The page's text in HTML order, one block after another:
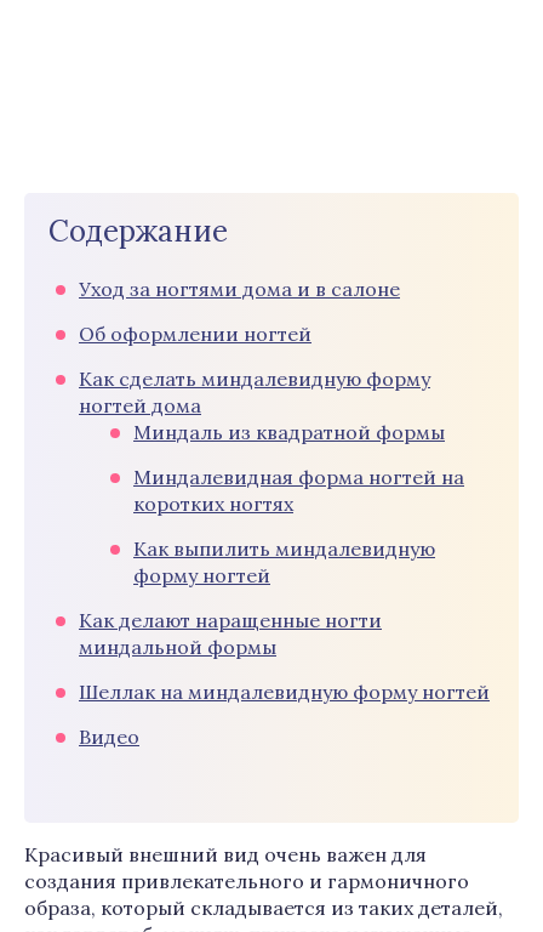
Содержание
Уход за ногтями дома и в салоне
Об оформлении ногтей
Как сделать миндалевидную форму
ногтей дома
Миндаль из квадратной формы
Миндалевидная форма ногтей на
коротких ногтях
Как выпилить миндалевидную
форму ногтей
Как делают наращенные ногти
миндальной формы
Шеллак на миндалевидную форму ногтей
Видео
Красивый внешний вид очень важен для
создания привлекательного и гармоничного
образа, который складывается из таких деталей,